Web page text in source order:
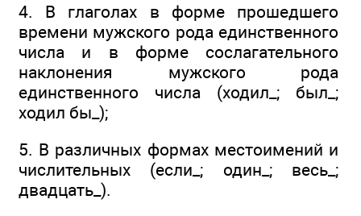
4. В глаголах в форме прошедшего
времени мужского рода единственного
числа и в форме сослагательного
наклонения мужского рода
единственного числа (ходил_; был_;
ходил бы_);
5. В различных формах местоимений и
числительных (если_; один_; весь_;
двадцать_).